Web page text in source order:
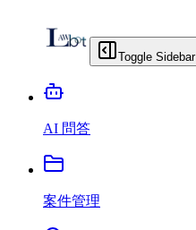
Toggle Sidebar
AI 問答
案件管理